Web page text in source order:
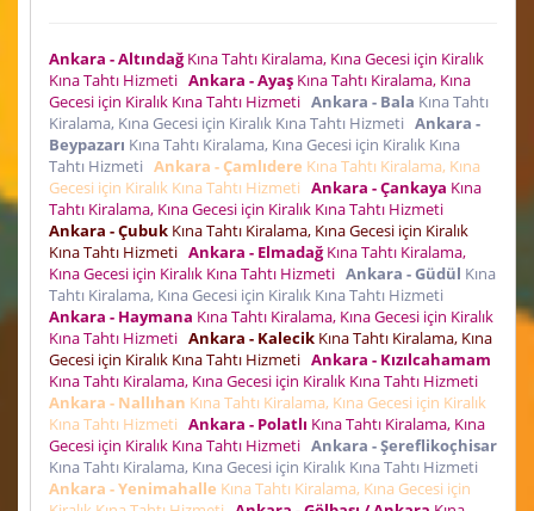
Ankara - AltındağKına Tahtı Kiralama, Kına Gecesi için Kiralık
Kına Tahtı Hizmeti Ankara - Ayaş Kına Tahtı Kiralama, Kına
Gecesi için Kiralık Kına Tahtı Hizmeti Ankara - Bala Kına Tahtı
Kiralama, Kına Gecesi için Kiralık Kına Tahtı Hizmeti Ankara -
Beypazarı Kına Tahtı Kiralama, Kına Gecesi için Kiralık Kına
Tahtı Hizmeti Ankara - Çamlıdere Kına Tahtı Kiralama, Kına
Gecesi için Kiralık Kına Tahtı Hizmeti Ankara - Çankaya Kına
Tahtı Kiralama, Kına Gecesi için Kiralık Kına Tahtı Hizmeti
Ankara - Çubuk Kına Tahtı Kiralama, Kına Gecesi için Kiralık
Kına Tahtı Hizmeti Ankara - ElmadağKına Tahtı Kiralama,
Kına Gecesi için Kiralık Kına Tahtı Hizmeti Ankara - Güdül Kına
Tahtı Kiralama, Kına Gecesi için Kiralık Kına Tahtı Hizmeti
Ankara - Haymana Kına Tahtı Kiralama, Kına Gecesi için Kiralık
Kına Tahtı Hizmeti Ankara - Kalecik Kına Tahtı Kiralama, Kına
Gecesi için Kiralık Kına Tahtı Hizmeti Ankara - Kızılcahamam
Kına Tahtı Kiralama, Kına Gecesi için Kiralık Kına Tahtı Hizmeti
Ankara - Nallıhan Kına Tahtı Kiralama, Kına Gecesi için Kiralık
Kına Tahtı Hizmeti Ankara - Polatlı Kına Tahtı Kiralama, Kına
Gecesi için Kiralık Kına Tahtı Hizmeti Ankara - Şereflikoçhisar
Kına Tahtı Kiralama, Kına Gecesi için Kiralık Kına Tahtı Hizmeti
Ankara - Yenimahalle Kına Tahtı Kiralama, Kına Gecesi için